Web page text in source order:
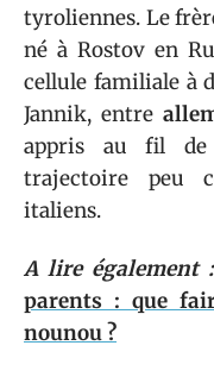
tyroliennes. Le
né à Rostov en
cellule familiale à
Jannik, entre
appris au fil de
trajectoire peu
italiens.
A lire également :
parents : que
nounou ?